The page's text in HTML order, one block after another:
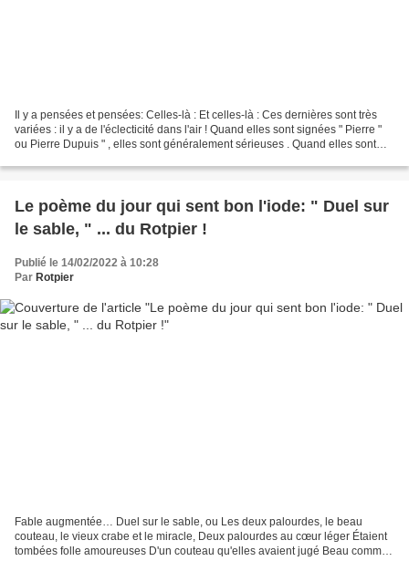
Il y a pensées et pensées: Celles-là : Et celles-là : Ces dernières sont très
variées : il y a de l'éclecticité dans l'air ! Quand elles sont signées " Pierre "
ou Pierre Dupuis " , elles sont généralement sérieuses . Quand elles sont
Le poème du jour qui sent bon l'iode: " Duel sur
le sable, " ... du Rotpier !
Publié le 14/02/2022 à 10:28
Par Rotpier
Fable augmentée… Duel sur le sable, ou Les deux palourdes, le beau
couteau, le vieux crabe et le miracle, Deux palourdes au cœur léger Étaient
tombées folle amoureuses D'un couteau qu'elles avaient jugé Beau comme